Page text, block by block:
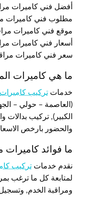
أفضل فني كاميرات
مطلوب فني كاميرات
موقع فني كاميرات
أسعار فني كاميرات
سعر فني كاميرات
ما هي كاميرات
خدمات تركيب كاميرات
(العاصمة – حولي –
الكبير), تركيب بدالات
والحضور بارخص
ما فوائد كاميرات
نقدم خدمات تركيب
لمتابعة كل ما ترغب
ومراقبة الخدم,